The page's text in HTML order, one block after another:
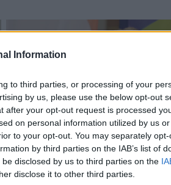
Information
to third parties, or processing of your
by us, please use the below opt-out
after your opt-out request is processed
on personal information utilized by us
to your opt-out. You may separately
by third parties on the IAB’s list of
disclosed by us to third parties on the
disclose it to other third parties.
Jūros šventę anksčiau puošęs
Anatolijus Klemencovas: gal jau